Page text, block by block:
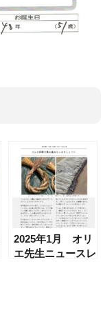
2025年1月 オリ
エ先生ニュースレ